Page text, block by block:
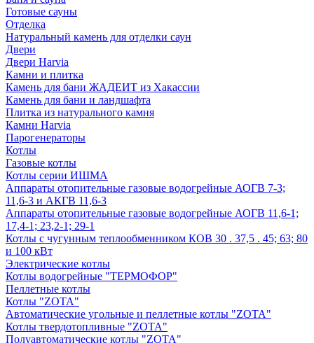
Готовые сауны
Отделка
Натуральный камень для отделки саун
Двери
Двери Harvia
Камни и плитка
Камень для бани ЖАДЕИТ из Хакассии
Камень для бани и ландшафта
Плитка из натурального камня
Камни Harvia
Парогенераторы
Котлы
Газовые котлы
Котлы серии ИШМА
Аппараты отопительные газовые водогрейные АОГВ 7-3;
11,6-3 и АКГВ 11,6-3
Аппараты отопительные газовые водогрейные АОГВ 11,6-1;
17,4-1; 23,2-1; 29-1
Котлы с чугунным теплообменником КОВ 30 . 37,5 . 45; 63; 80
и 100 кВт
Электрические котлы
Котлы водогрейные "ТЕРМОФОР"
Пеллетные котлы
Котлы "ZOTA"
Автоматические угольные и пеллетные котлы "ZOTA"
Котлы твердотопливные "ZOTA"
Полуавтоматические котлы "ZOTA"